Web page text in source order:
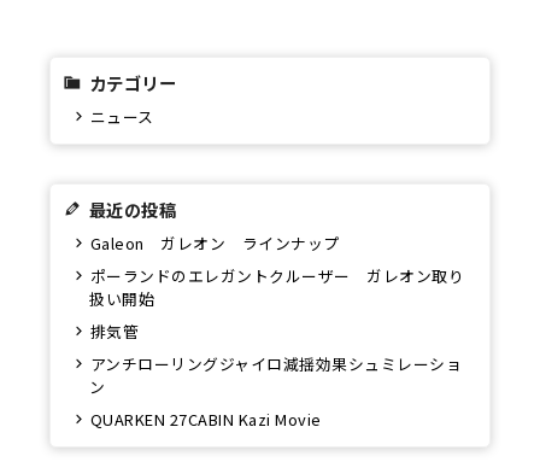
カテゴリー
ニュース
最近の投稿
Galeon ガレオン ラインナップ
ポーランドのエレガントクルーザー ガレオン取り
扱い開始
排気管
アンチローリングジャイロ減揺効果シュミレーショ
ン
QUARKEN 27CABIN Kazi Movie